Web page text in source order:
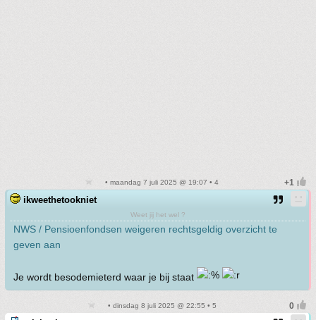
• maandag 7 juli 2025 @ 19:07 • 4
ikweethetookniet
Weet jij het wel ?
NWS / Pensioenfondsen weigeren rechtsgeldig overzicht te
geven aan
Je wordt besodemieterd waar je bij staat
• dinsdag 8 juli 2025 @ 22:55 • 5